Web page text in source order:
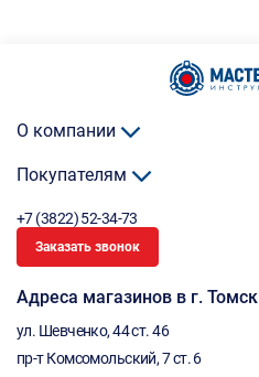
О компании
Покупателям
+7 (3822) 52-34-73
Заказать звонок
Адреса магазинов в г. Томск
ул. Шевченко, 44 ст. 46
пр-т Комсомольский, 7 ст. 6